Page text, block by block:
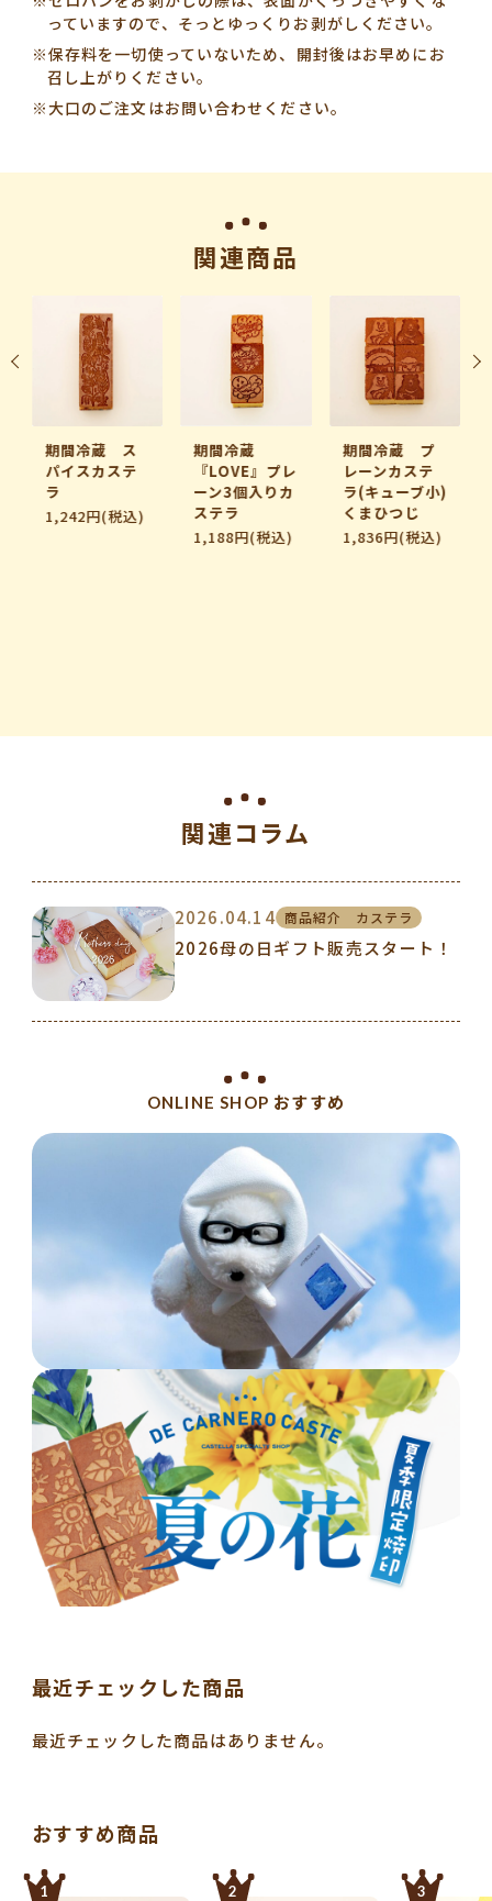
っていますので、そっとゆっくりお剥がしください。
※保存料を一切使っていないため、開封後はお早めにお
召し上がりください。
※大口のご注文はお問い合わせください。
関連商品
期間冷蔵 ス
パイスカステ
ラ
1,242円(税込)
期間冷蔵
『LOVE』プレ
ーン3個入りカ
ステラ
1,188円(税込)
期間冷蔵 プ
レーンカステ
ラ(キューブ小)
くまひつじ
1,836円(税込)
関連コラム
2026.04.14 商品紹介 カステラ
2026母の日ギフト販売スタート！
ONLINE SHOP おすすめ
最近チェックした商品
最近チェックした商品はありません。
おすすめ商品
1 2 3